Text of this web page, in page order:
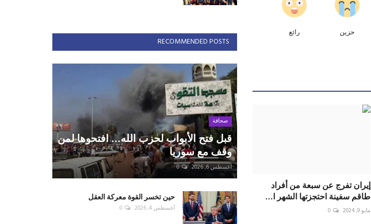
حزين رائع
إيران تفرج عن سبعة من أفراد
طاقم سفينة احتجزتها الشهر ا...
مايو 9, 2024 0
RECOMMENDED POSTS
صحافة
قبل فتح الأبواب لحزب الله... افتحوها لمن
وقف مع سوريا
أغسطس 6, 2026 0
حين تخسر القوة معركة العقل
أغسطس 4, 2026 0